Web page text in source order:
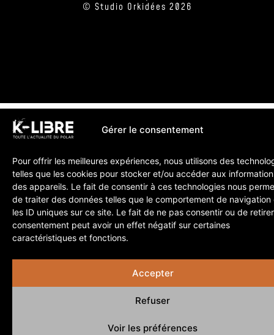
Gérer le consentement
Pour offrir les meilleures expériences, nous utilisons des
telles que les cookies pour stocker et/ou accéder aux
des appareils. Le fait de consentir à ces technologies nous
de traiter des données telles que le comportement de navigation
les ID uniques sur ce site. Le fait de ne pas consentir ou de
consentement peut avoir un effet négatif sur certaines
caractéristiques et fonctions.
Accepter
Refuser
Voir les préférences
© Studio Orkidées 2026